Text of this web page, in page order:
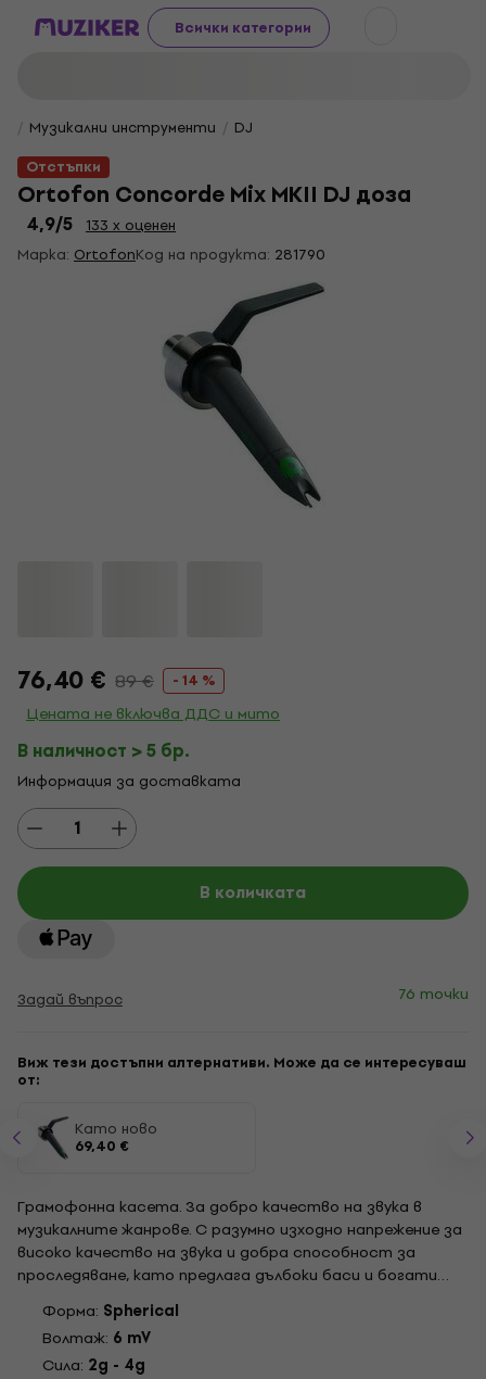
Всички категории
Музикални инструменти
DJ
Отстъпки
Ortofon Concorde Mix MKII DJ доза
4,9/5
133 x оценен
Марка: OrtofonКод на продукта: 281790
76,40 € 89 € - 14 %
Цената не включва ДДС и мито
В наличност > 5 бр.
Информация за доставката
В количката
Задай въпрос 76 точки
Виж тези достъпни алтернативи. Може да се интересуваш
от:
Като ново
69,40 €
Грамофонна касета. За добро качество на звука в
музикалните жанрове. С разумно изходно напрежение за
високо качество на звука и добра способност за
проследяване, като предлага дълбоки баси и богати
върхове. Проектиран за минимизиране на повредите на
винилите ви. Препоръчителна сила на удар: 3.0g. Изходно
напрежение: 6mV. Тегло: 18.5g. .
Форма: Spherical
Волтаж: 6 mV
Сила: 2g - 4g